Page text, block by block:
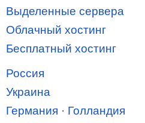
Выделенные сервера
Облачный хостинг
Бесплатный хостинг
Россия
Украина
Германия · Голландия